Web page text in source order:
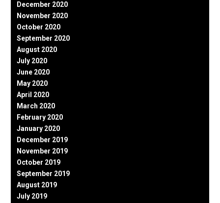
December 2020
November 2020
October 2020
September 2020
August 2020
July 2020
June 2020
May 2020
April 2020
March 2020
February 2020
January 2020
December 2019
November 2019
October 2019
September 2019
August 2019
July 2019